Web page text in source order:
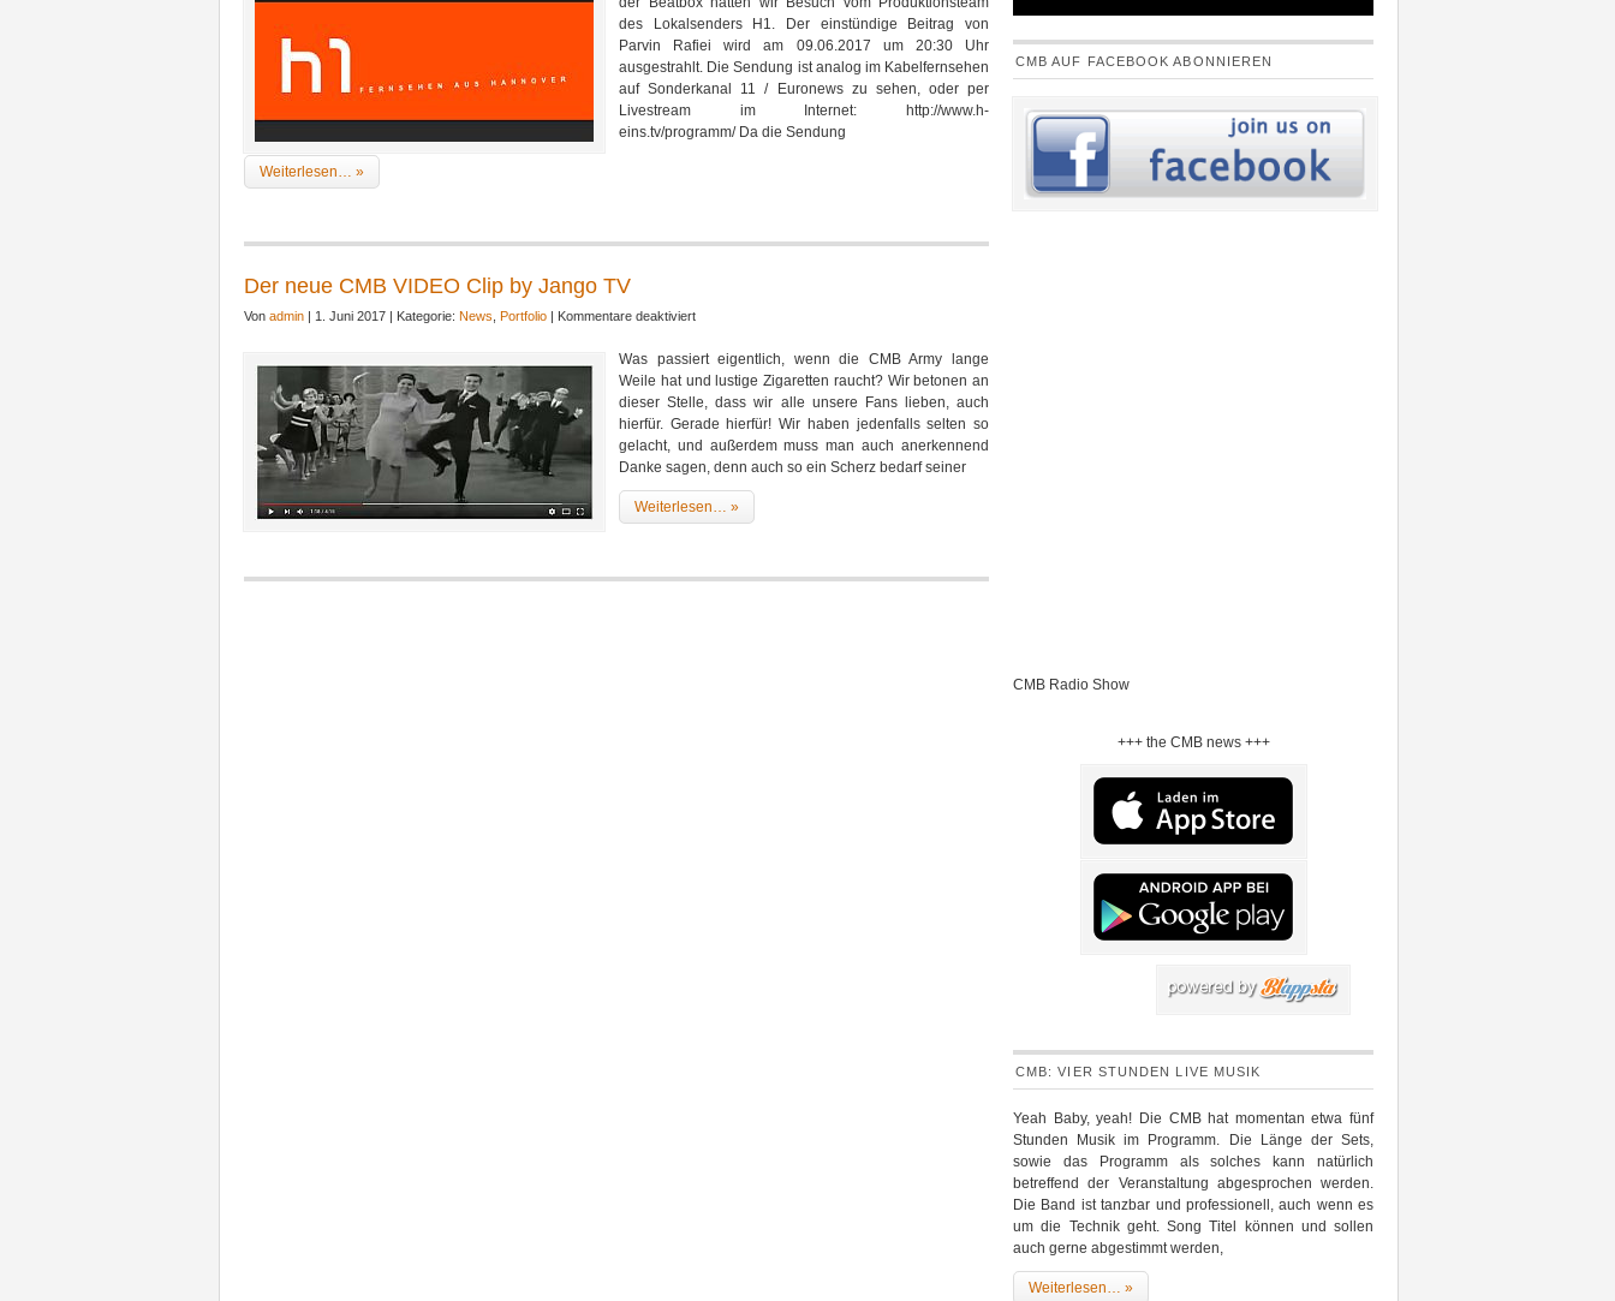
Fernsehen
!
des Lokalsenders H1. Der einstündige Beitrag von
Parvin Rafiei wird am 09.06.2017 um 20:30 Uhr
ausgestrahlt. Die Sendung ist analog im Kabelfernsehen
auf Sonderkanal 11 / Euronews zu sehen, oder per
Livestream im Internet: http://www.h-
eins.tv/programm/ Da die Sendung
Weiterlesen… »
Der neue CMB VIDEO Clip by Jango TV
Von admin | 1. Juni 2017 | Kategorie: News Portfolio | Kommentare deaktiviertfür
neue
CMB
VIDEO
Clip
by
Jango
TV
Was passiert eigentlich, wenn die CMB Army lange
Weile hat und lustige Zigaretten raucht? Wir betonen an
dieser Stelle, dass wir alle unsere Fans lieben, auch
hierfür. Gerade hierfür! Wir haben jedenfalls selten so
gelacht, und außerdem muss man auch anerkennend
Danke sagen, denn auch so ein Scherz bedarf seiner
Weiterlesen… »
CMB AUF FACEBOOK ABONNIEREN
CMB Radio Show
+++ the CMB news +++
CMB: VIER STUNDEN LIVE MUSIK
Yeah Baby, yeah! Die CMB hat momentan etwa fünf
Stunden Musik im Programm. Die Länge der Sets,
sowie das Programm als solches kann natürlich
betreffend der Veranstaltung abgesprochen werden.
Die Band ist tanzbar und professionell, auch wenn es
um die Technik geht. Song Titel können und sollen
auch gerne abgestimmt werden,
Weiterlesen… »